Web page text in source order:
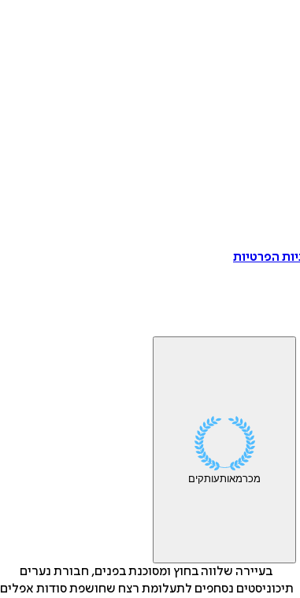
הפרטיות
מכרמאותעותקים
בעיירה שלווה בחוץ ומסוכנת בפנים, חבורת נערים
תיכוניסטים נסחפים לתעלומת רצח שחושפת סודות אפלים